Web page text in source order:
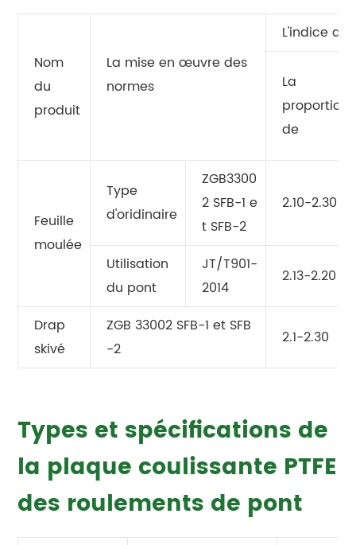
Nom
du
produit
La mise en œuvre des
normes
L'indice
La
proportion
de
Feuille
moulée
Type
d'oridinaire
ZGB3300
2 SFB-1 e
t SFB-2
2.10-2.30
Utilisation
du pont
JT/T901-
2014
2.13-2.20
Drap
skivé
ZGB 33002 SFB-1 et SFB
-2
2.1-2.30
Types et spécifications de
la plaque coulissante PTFE
des roulements de pont